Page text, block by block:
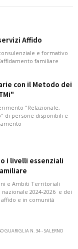
Affido
e formativo
familiare
con il Metodo dei
"Relazionale,
di persone disponibili e
i livelli essenziali
e Ambiti Territoriali
2024-2026 e dei
e in comunità
GUARIGLIA N. 34 - SALERNO